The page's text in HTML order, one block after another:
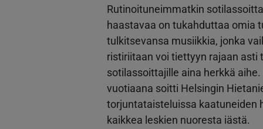
Rutinoituneimmatkin
haastavaa on tukahduttaa omia
tulkitsevansa musiikkia, jonka
ristiriitaan voi tiettyyn rajaan
sotilassoittajille aina herkkä
vuotiaana soitti Helsingin
torjuntataisteluissa kaatuneiden
kaikkea leskien nuoresta iästä.